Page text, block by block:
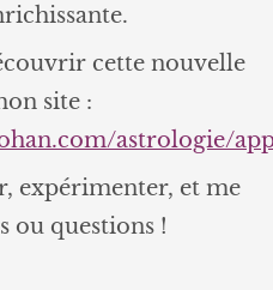
cette nouvelle
site :
astrologie/
expérimenter, et me
ou questions !